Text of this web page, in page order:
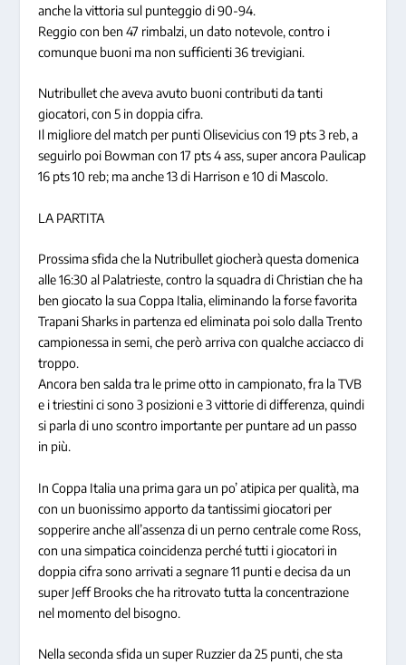
anche la vittoria sul punteggio di 90-94.
Reggio con ben 47 rimbalzi, un dato notevole, contro i
comunque buoni ma non sufficienti 36 trevigiani.
Nutribullet che aveva avuto buoni contributi da tanti
giocatori, con 5 in doppia cifra.
Il migliore del match per punti Olisevicius con 19 pts 3 reb, a
seguirlo poi Bowman con 17 pts 4 ass, super ancora Paulicap
16 pts 10 reb; ma anche 13 di Harrison e 10 di Mascolo.
LA PARTITA
Prossima sfida che la Nutribullet giocherà questa domenica
alle 16:30 al Palatrieste, contro la squadra di Christian che ha
ben giocato la sua Coppa Italia, eliminando la forse favorita
Trapani Sharks in partenza ed eliminata poi solo dalla Trento
campionessa in semi, che però arriva con qualche acciacco di
troppo.
Ancora ben salda tra le prime otto in campionato, fra la TVB
e i triestini ci sono 3 posizioni e 3 vittorie di differenza, quindi
si parla di uno scontro importante per puntare ad un passo
in più.
In Coppa Italia una prima gara un po’ atipica per qualità, ma
con un buonissimo apporto da tantissimi giocatori per
sopperire anche all’assenza di un perno centrale come Ross,
con una simpatica coincidenza perché tutti i giocatori in
doppia cifra sono arrivati a segnare 11 punti e decisa da un
super Jeff Brooks che ha ritrovato tutta la concentrazione
nel momento del bisogno.
Nella seconda sfida un super Ruzzier da 25 punti, che sta